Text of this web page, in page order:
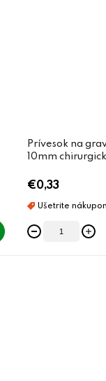
Prívesok na
10mm
€0,33